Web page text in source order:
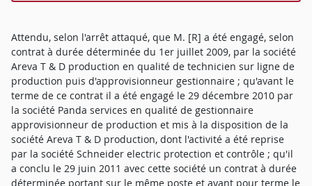
Attendu, selon l'arrêt attaqué, que M. [R] a été engagé, selon
contrat à durée déterminée du 1er juillet 2009, par la société
Areva T & D production en qualité de technicien sur ligne de
production puis d'approvisionneur gestionnaire ; qu'avant le
terme de ce contrat il a été engagé le 29 décembre 2010 par
la société Panda services en qualité de gestionnaire
approvisionneur de production et mis à la disposition de la
société Areva T & D production, dont l'activité a été reprise
par la société Schneider electric protection et contrôle ; qu'il
a conclu le 29 juin 2011 avec cette société un contrat à durée
déterminée portant sur le même poste et ayant pour terme le